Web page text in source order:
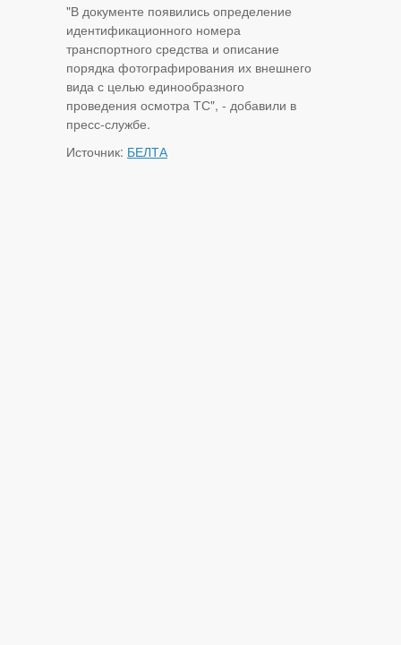
"В документе появились определение
идентификационного номера
транспортного средства и описание
порядка фотографирования их внешнего
вида с целью единообразного
проведения осмотра ТС", - добавили в
пресс-службе.
Источник: БЕЛТА